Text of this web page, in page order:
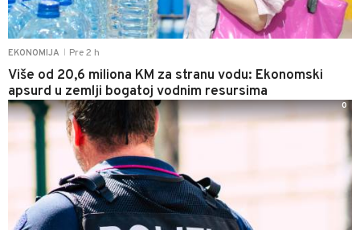
EKONOMIJA Pre 2 h
Više od 20,6 miliona KM za stranu vodu: Ekonomski
apsurd u zemlji bogatoj vodnim resursima
0